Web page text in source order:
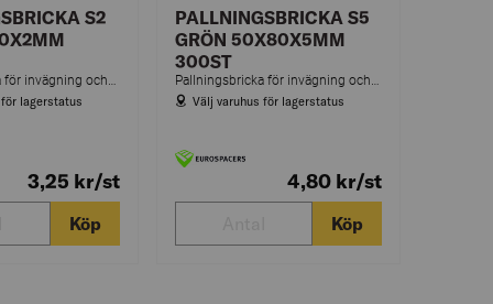
S2
lagerstatus
3,25 kr/st
Köp
PALLNINGSBRICKA S5
GRÖN 50X80X5MM
300ST
Välj varuhus för lagerstatus
4,80 kr/st
Köp